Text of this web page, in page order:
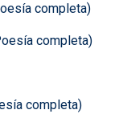
completa)
completa)
completa)